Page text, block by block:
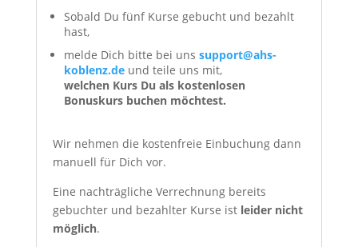
Sobald Du fünf Kurse gebucht und bezahlt
hast,
melde Dich bitte bei uns support@ahs-
koblenz.deund teile uns mit,
welchen Kurs Du als kostenlosen
Bonuskurs buchen möchtest.
Wir nehmen die kostenfreie Einbuchung dann
manuell für Dich vor.
Eine nachträgliche Verrechnung bereits
gebuchter und bezahlter Kurse ist leider nicht
möglich.